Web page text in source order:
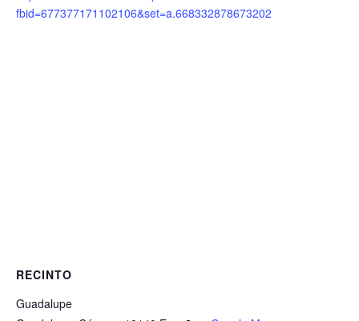
fbid=677377171102106&set=a.668332878673202
RECINTO
Guadalupe